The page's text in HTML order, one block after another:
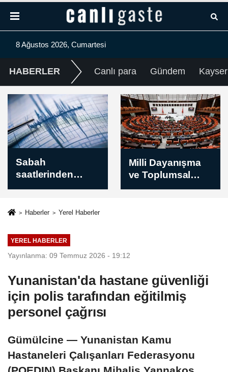
8 Ağustos 2026, Cumartesi
HABERLER Canlı para Gündem
ve Toplumsal
Bütünleşmenin
e Dair Kanun
Adalet
Komisyonunda
BM Yemen
Temsilcisi
Grundberg:
Haberler Yerel Haberler
YEREL HABERLER
Yayınlanma: 09 Temmuz 2026 - 19:12
Yunanistan'da hastane güvenliği
için polis tarafından eğitilmiş
personel çağrısı
Gümülcine — Yunanistan Kamu
Hastaneleri Çalışanları Federasyonu